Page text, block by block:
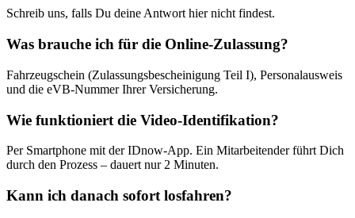
Schreib uns, falls Du deine Antwort hier nicht findest.
Was brauche ich für die Online-Zulassung?
Fahrzeugschein (Zulassungsbescheinigung Teil I), Personalausweis
und die eVB-Nummer Ihrer Versicherung.
Wie funktioniert die Video-Identifikation?
Per Smartphone mit der IDnow-App. Ein Mitarbeitender führt Dich
durch den Prozess – dauert nur 2 Minuten.
Kann ich danach sofort losfahren?